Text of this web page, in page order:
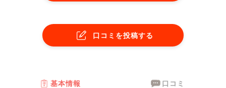
口コミを投稿する
基本情報 口コミ